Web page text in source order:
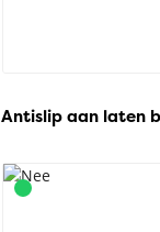
Antislip aan laten